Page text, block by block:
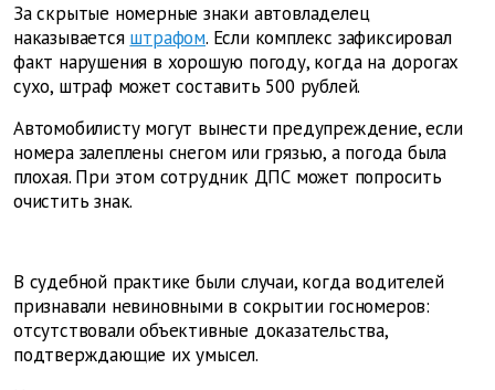
За скрытые номерные знаки автовладелец
наказывается штрафом. Если комплекс зафиксировал
факт нарушения в хорошую погоду, когда на дорогах
сухо, штраф может составить 500 рублей.
Автомобилисту могут вынести предупреждение, если
номера залеплены снегом или грязью, а погода была
плохая. При этом сотрудник ДПС может попросить
очистить знак.
В судебной практике были случаи, когда водителей
признавали невиновными в сокрытии госномеров:
отсутствовали объективные доказательства,
подтверждающие их умысел.